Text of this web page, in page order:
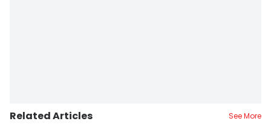
Related Articles See More